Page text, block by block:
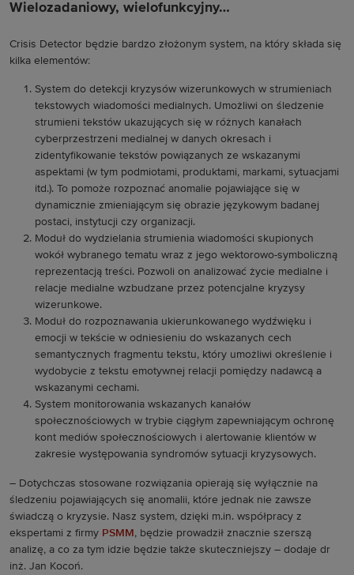
Wielozadaniowy, wielofunkcyjny…
Crisis Detector będzie bardzo złożonym system, na który składa się
kilka elementów:
System do detekcji kryzysów wizerunkowych w strumieniach
tekstowych wiadomości medialnych. Umożliwi on śledzenie
strumieni tekstów ukazujących się w różnych kanałach
cyberprzestrzeni medialnej w danych okresach i
zidentyfikowanie tekstów powiązanych ze wskazanymi
aspektami (w tym podmiotami, produktami, markami, sytuacjami
itd.). To pomoże rozpoznać anomalie pojawiające się w
dynamicznie zmieniającym się obrazie językowym badanej
postaci, instytucji czy organizacji.
Moduł do wydzielania strumienia wiadomości skupionych
wokół wybranego tematu wraz z jego wektorowo-symboliczną
reprezentacją treści. Pozwoli on analizować życie medialne i
relacje medialne wzbudzane przez potencjalne kryzysy
wizerunkowe.
Moduł do rozpoznawania ukierunkowanego wydźwięku i
emocji w tekście w odniesieniu do wskazanych cech
semantycznych fragmentu tekstu, który umożliwi określenie i
wydobycie z tekstu emotywnej relacji pomiędzy nadawcą a
wskazanymi cechami.
System monitorowania wskazanych kanałów
społecznościowych w trybie ciągłym zapewniającym ochronę
kont mediów społecznościowych i alertowanie klientów w
zakresie występowania syndromów sytuacji kryzysowych.
– Dotychczas stosowane rozwiązania opierają się wyłącznie na
śledzeniu pojawiających się anomalii, które jednak nie zawsze
świadczą o kryzysie. Nasz system, dzięki m.in. współpracy z
ekspertami z firmy PSMM , będzie prowadził znacznie szerszą
analizę, a co za tym idzie będzie także skuteczniejszy – dodaje dr
inż. Jan Kocoń.